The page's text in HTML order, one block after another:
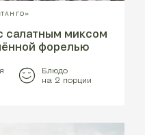
салатным миксом
форелью
Блюдо
на 2 порции